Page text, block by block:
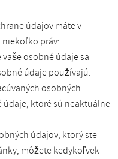
údajov máte v
práv:
osobné údaje sa
údaje používajú.
osobných
ktoré sú neaktuálne
údajov, ktorý ste
môžete kedykoľvek